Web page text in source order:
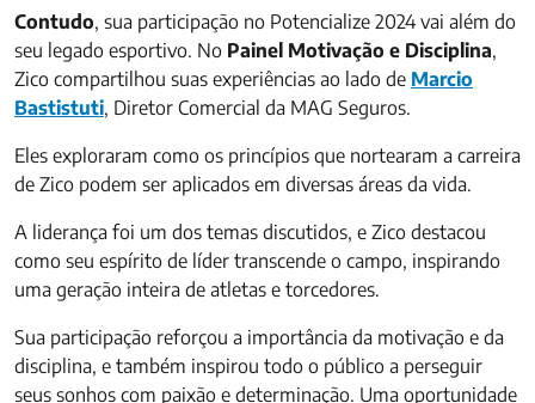
Contudo, sua participação no Potencialize 2024 vai além do
seu legado esportivo. No Painel Motivação e Disciplina,
Zico compartilhou suas experiências ao lado de Marcio
Bastistuti, Diretor Comercial da MAG Seguros.
Eles exploraram como os princípios que nortearam a carreira
de Zico podem ser aplicados em diversas áreas da vida.
A liderança foi um dos temas discutidos, e Zico destacou
como seu espírito de líder transcende o campo, inspirando
uma geração inteira de atletas e torcedores.
Sua participação reforçou a importância da motivação e da
disciplina, e também inspirou todo o público a perseguir
seus sonhos com paixão e determinação. Uma oportunidade